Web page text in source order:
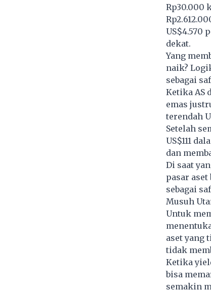
Rp30.000
US$4.570
dekat.
Yang
naik?
sebagai
Ketika AS
emas
terendah
Setelah
US$111
dan
Di saat
pasar
sebagai
Musuh
Untuk
aset yang
tidak
Ketika
bisa
semakin